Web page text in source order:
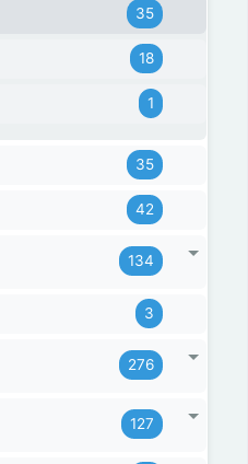
35
18
1
35
42
134
3
276
127